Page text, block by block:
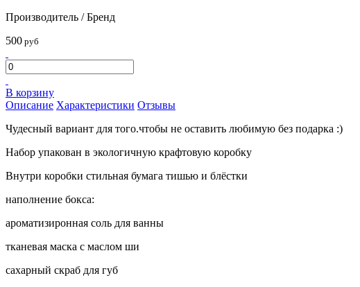
Производитель / Бренд
500 руб
В корзину
Описание Характеристики Отзывы
Чудесный вариант для того.чтобы не оставить любимую без подарка :)
Набор упакован в экологичную крафтовую коробку
Внутри коробки стильная бумага тишью и блёстки
наполнение бокса:
ароматизиронная соль для ванны
тканевая маска с маслом ши
сахарный скраб для губ